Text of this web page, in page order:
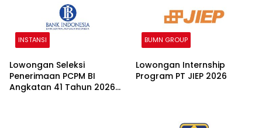
INSTANSI
Lowongan Seleksi
Penerimaan PCPM BI
Angkatan 41 Tahun 2026
BUMN GROUP
Lowongan Internship
Program PT JIEP 2026